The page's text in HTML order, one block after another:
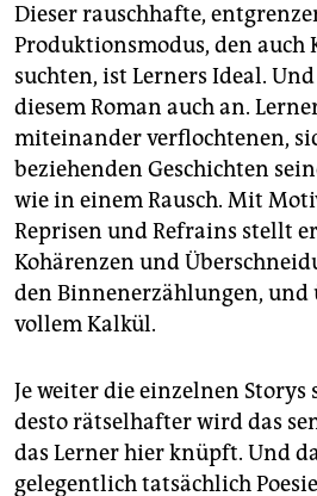
Dieser rauschhafte,
Produktionsmodus, den auch
suchten, ist Lerners Ideal.
diesem Roman auch an.
miteinander verflochtenen,
beziehenden Geschichten
wie in einem Rausch. Mit
Reprisen und Re­frains stellt
Kohärenzen und
den Binnenerzählungen,
vollem Kalkül.
Je weiter die einzelnen Storys
desto rätselhafter wird das
das Lerner hier knüpft. Und
gelegentlich tatsächlich